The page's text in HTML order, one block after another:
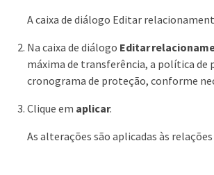
A caixa de diálogo Editar
Na caixa de diálogo Editar
máxima de transferência, a política de
cronograma de proteção, conforme
Clique em aplicar.
As alterações são aplicadas às